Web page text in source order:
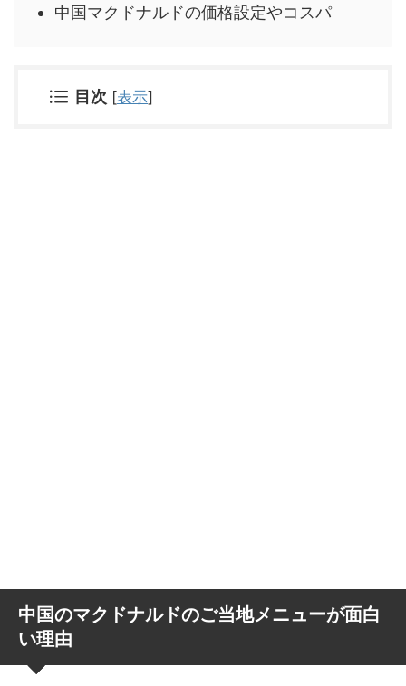
中国マクドナルドの価格設定やコスパ
目次 [表示]
中国のマクドナルドのご当地メニューが面白
い理由